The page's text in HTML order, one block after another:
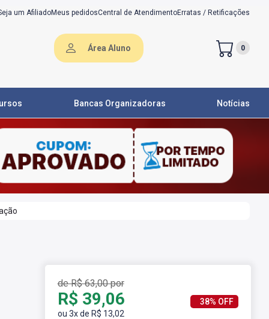
um AfiliadoMeus pedidosCentral de AtendimentoErratas / Retificações
Área Aluno 0
Bancas Organizadoras Notícias
de R$ 63,00 por
R$ 39,06
ou 3x de R$ 13,02
38% OFF